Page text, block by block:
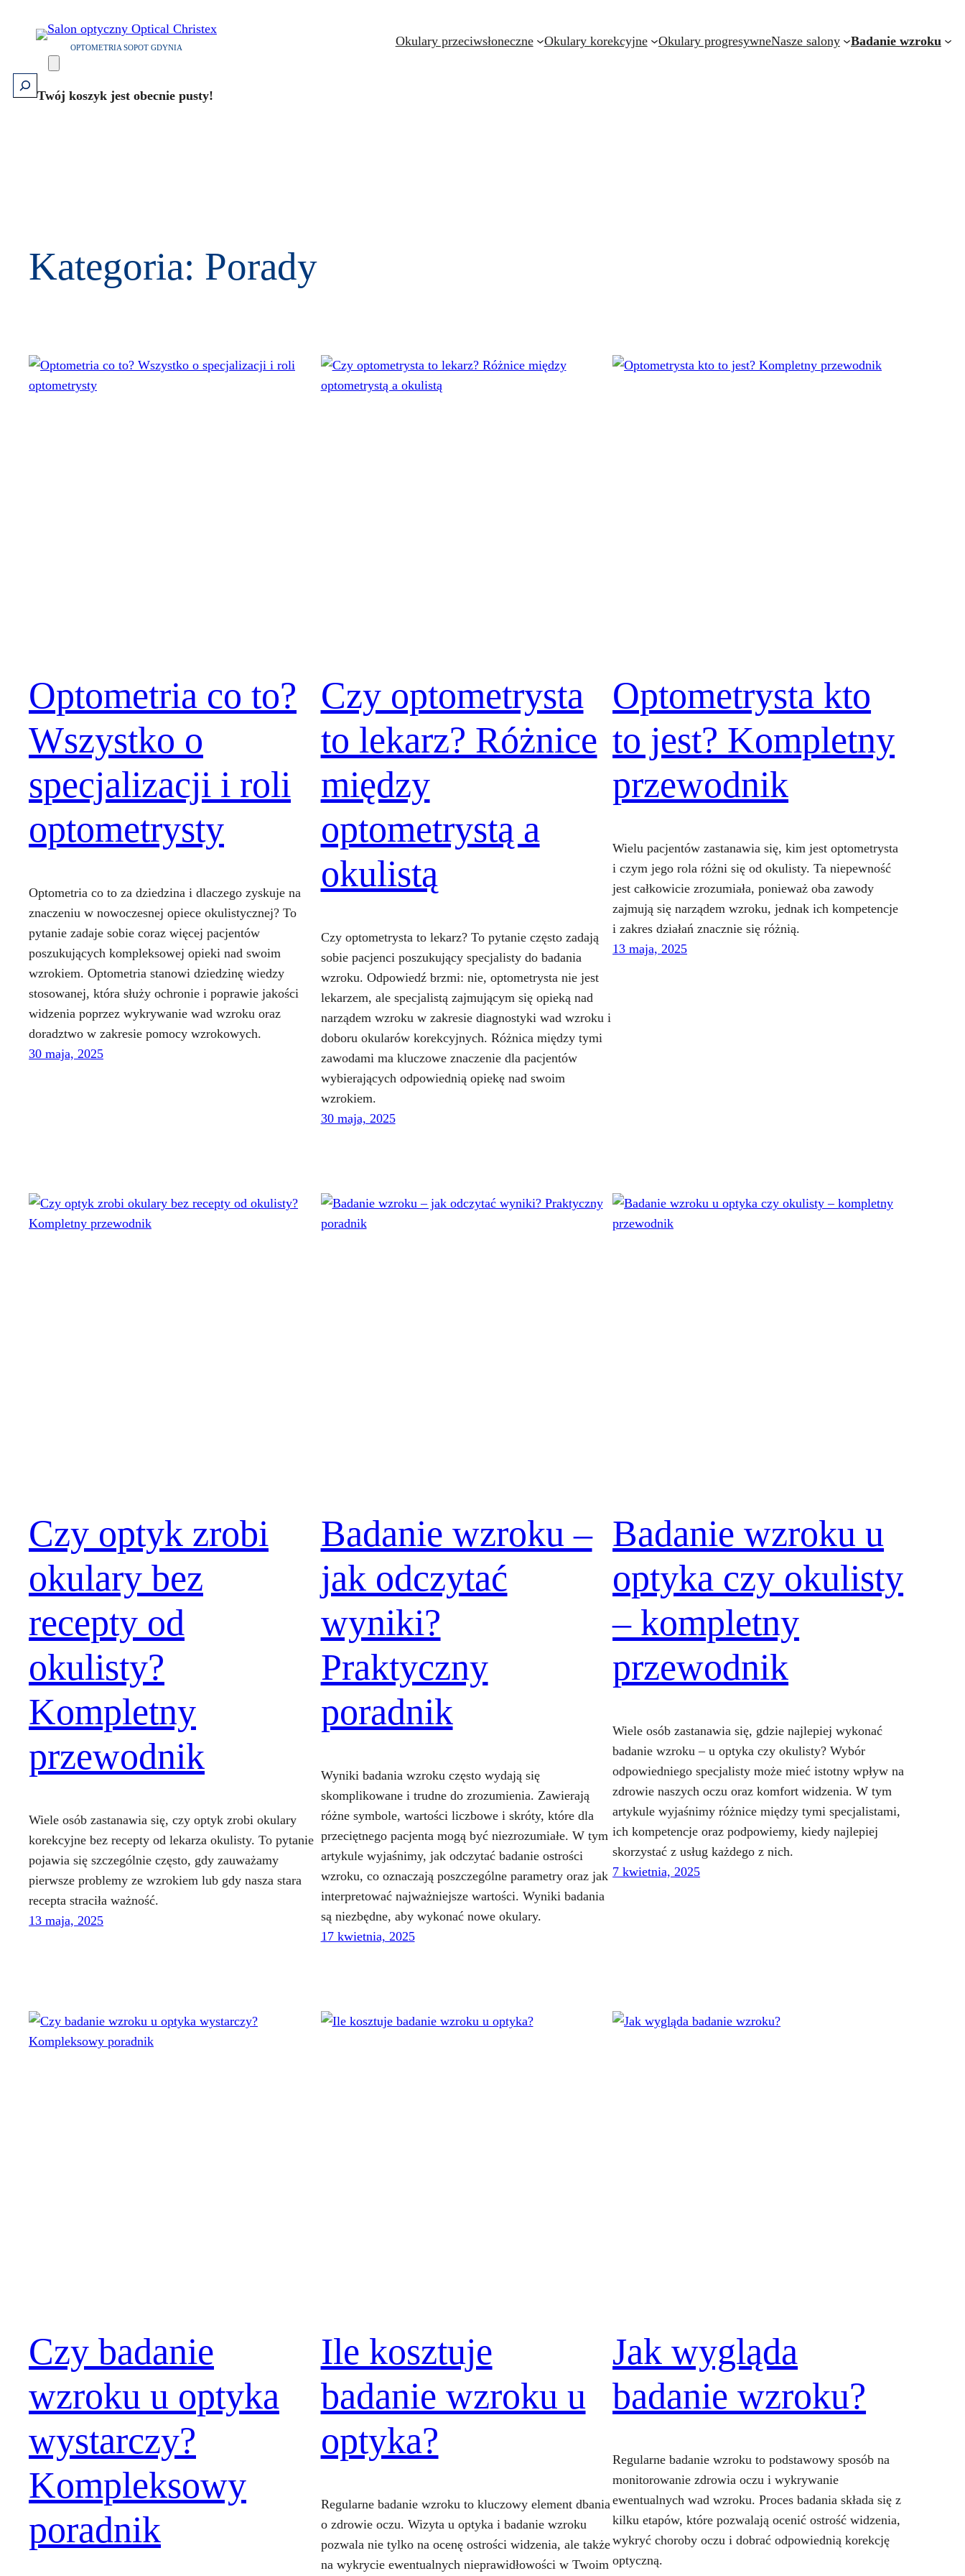
OPTOMETRIA SOPOT GDYNIA Okulary przeciwsłoneczne Okulary korekcyjne Okulary progresywneNasze salony Badanie wzroku
Szukaj
Twój koszyk jest obecnie pusty!
Kategoria: Porady
Optometria co to?
Wszystko o
specjalizacji i roli
optometrysty
Optometria co to za dziedzina i dlaczego zyskuje na
znaczeniu w nowoczesnej opiece okulistycznej? To
pytanie zadaje sobie coraz więcej pacjentów
poszukujących kompleksowej opieki nad swoim
wzrokiem. Optometria stanowi dziedzinę wiedzy
stosowanej, która służy ochronie i poprawie jakości
widzenia poprzez wykrywanie wad wzroku oraz
doradztwo w zakresie pomocy wzrokowych.
30 maja, 2025
Czy optometrysta
to lekarz? Różnice
między
optometrystą a
okulistą
Czy optometrysta to lekarz? To pytanie często zadają
sobie pacjenci poszukujący specjalisty do badania
wzroku. Odpowiedź brzmi: nie, optometrysta nie jest
lekarzem, ale specjalistą zajmującym się opieką nad
narządem wzroku w zakresie diagnostyki wad wzroku i
doboru okularów korekcyjnych. Różnica między tymi
zawodami ma kluczowe znaczenie dla pacjentów
wybierających odpowiednią opiekę nad swoim
wzrokiem.
30 maja, 2025
Optometrysta kto
to jest? Kompletny
przewodnik
Wielu pacjentów zastanawia się, kim jest optometrysta
i czym jego rola różni się od okulisty. Ta niepewność
jest całkowicie zrozumiała, ponieważ oba zawody
zajmują się narządem wzroku, jednak ich kompetencje
i zakres działań znacznie się różnią.
13 maja, 2025
Czy optyk zrobi
okulary bez
recepty od
okulisty?
Kompletny
przewodnik
Wiele osób zastanawia się, czy optyk zrobi okulary
korekcyjne bez recepty od lekarza okulisty. To pytanie
pojawia się szczególnie często, gdy zauważamy
pierwsze problemy ze wzrokiem lub gdy nasza stara
recepta straciła ważność.
13 maja, 2025
Badanie wzroku –
jak odczytać
wyniki?
Praktyczny
poradnik
Wyniki badania wzroku często wydają się
skomplikowane i trudne do zrozumienia. Zawierają
różne symbole, wartości liczbowe i skróty, które dla
przeciętnego pacjenta mogą być niezrozumiałe. W tym
artykule wyjaśnimy, jak odczytać badanie ostrości
wzroku, co oznaczają poszczególne parametry oraz jak
interpretować najważniejsze wartości. Wyniki badania
są niezbędne, aby wykonać nowe okulary.
17 kwietnia, 2025
Badanie wzroku u
optyka czy okulisty
– kompletny
przewodnik
Wiele osób zastanawia się, gdzie najlepiej wykonać
badanie wzroku – u optyka czy okulisty? Wybór
odpowiedniego specjalisty może mieć istotny wpływ na
zdrowie naszych oczu oraz komfort widzenia. W tym
artykule wyjaśnimy różnice między tymi specjalistami,
ich kompetencje oraz podpowiemy, kiedy najlepiej
skorzystać z usług każdego z nich.
7 kwietnia, 2025
Czy badanie
wzroku u optyka
wystarczy?
Kompleksowy
poradnik
Ile kosztuje
badanie wzroku u
optyka?
Regularne badanie wzroku to kluczowy element dbania
o zdrowie oczu. Wizyta u optyka i badanie wzroku
pozwala nie tylko na ocenę ostrości widzenia, ale także
na wykrycie ewentualnych nieprawidłowości w Twoim
Jak wygląda
badanie wzroku?
Regularne badanie wzroku to podstawowy sposób na
monitorowanie zdrowia oczu i wykrywanie
ewentualnych wad wzroku. Proces badania składa się z
kilku etapów, które pozwalają ocenić ostrość widzenia,
wykryć choroby oczu i dobrać odpowiednią korekcję
optyczną.